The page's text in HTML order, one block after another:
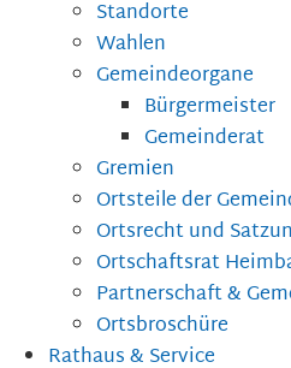
Standorte
Wahlen
Gemeindeorgane
Bürgermeister
Gemeinderat
Gremien
Ortsteile der
Ortsrecht und
Ortschaftsrat
Partnerschaft &
Ortsbroschüre
Rathaus & Service